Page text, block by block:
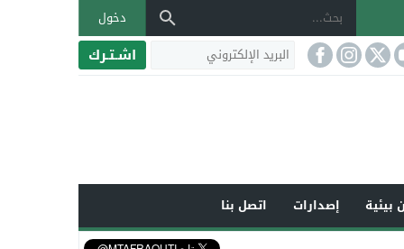
دخول
اشـتـرك
بيئية إصدارات اتصل بنا